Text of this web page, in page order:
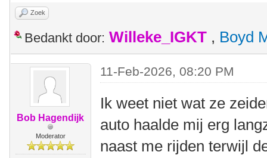
Zoek
Bedankt door: Willeke_IGKT , Boyd
Bob Hagendijk
Moderator
11-Feb-2026, 08:20 PM
Ik weet niet wat ze
auto haalde mij erg
naast me rijden terwijl